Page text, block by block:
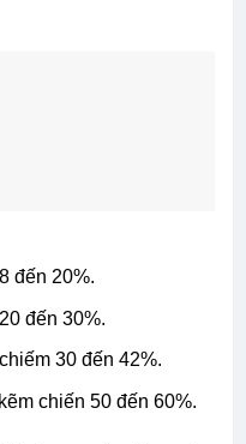
đến 20%.
đến 30%.
30 đến 42%.
chiến 50 đến 60%.